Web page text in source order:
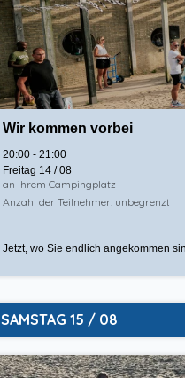
Wir kommen vorbei
20:00 - 21:00
Freitag 14 / 08
an Ihrem Campingplatz
Anzahl der Teilnehmer: unbegrenzt
Jetzt, wo Sie endlich angekommen
SAMSTAG 15 / 08